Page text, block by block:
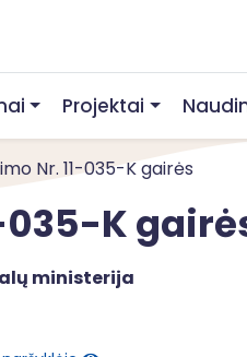
Projektai
Nr. 11-035-K gairės
035-K
ministerija